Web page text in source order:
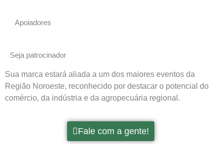
Apoiadores
Seja patrocinador
Sua marca estará aliada a um dos maiores eventos da
Região Noroeste, reconhecido por destacar o potencial do
comércio, da indústria e da agropecuária regional.
Fale com a gente!